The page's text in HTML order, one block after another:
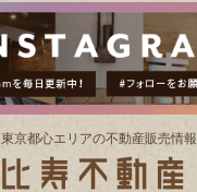
東京都⼼エリアの不動産販売情報